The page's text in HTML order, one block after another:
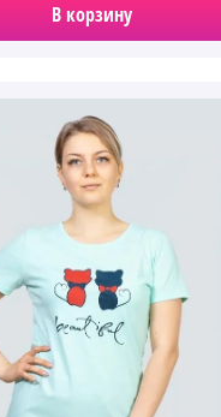
В корзину